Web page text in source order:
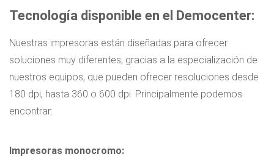
Tecnología disponible en el Democenter:
Nuestras impresoras están diseñadas para ofrecer
soluciones muy diferentes, gracias a la especialización de
nuestros equipos, que pueden ofrecer resoluciones desde
180 dpi, hasta 360 o 600 dpi. Principalmente podemos
encontrar:
Impresoras monocromo: